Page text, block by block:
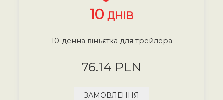
10 ДНІВ
10-денна віньєтка для трейлера
76.14 PLN
ЗАМОВЛЕННЯ